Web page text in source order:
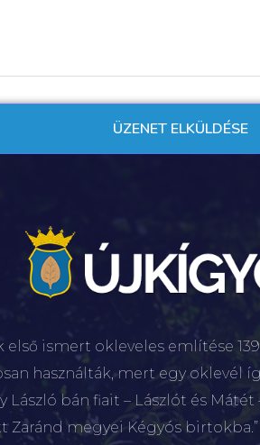
első ismert okleveles említése
használták, mert egy oklevél
László bán fiait – Lászlót és
megyei Kégyós